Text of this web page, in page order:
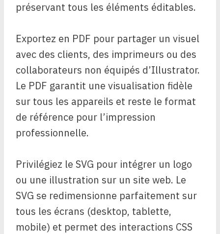
préservant tous les éléments éditables.
Exportez en PDF pour partager un visuel
avec des clients, des imprimeurs ou des
collaborateurs non équipés d’Illustrator.
Le PDF garantit une visualisation fidèle
sur tous les appareils et reste le format
de référence pour l’impression
professionnelle.
Privilégiez le SVG pour intégrer un logo
ou une illustration sur un site web. Le
SVG se redimensionne parfaitement sur
tous les écrans (desktop, tablette,
mobile) et permet des interactions CSS